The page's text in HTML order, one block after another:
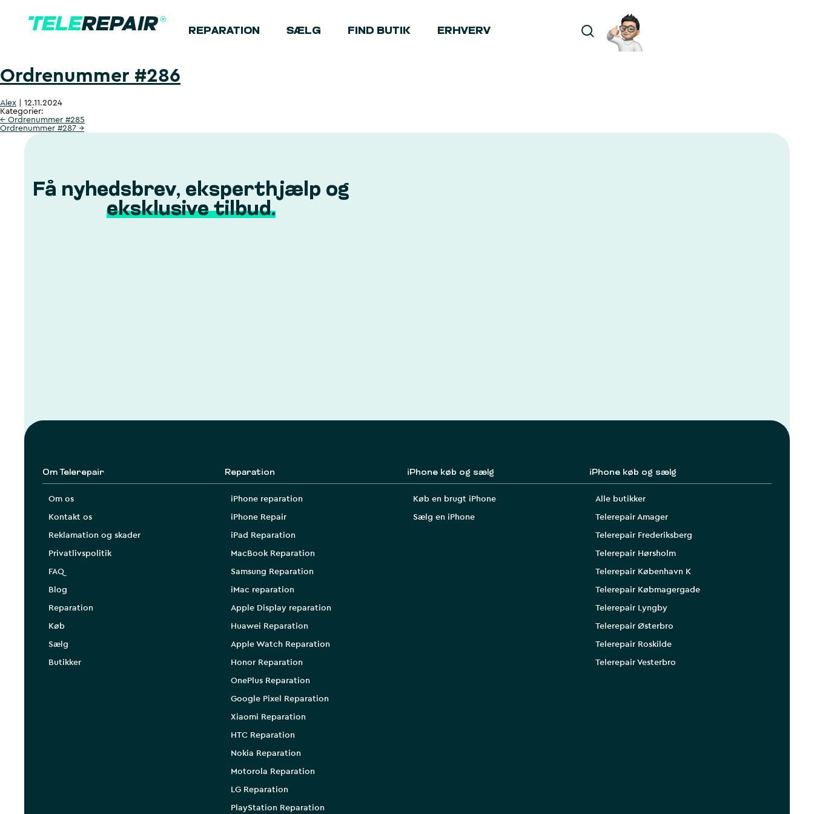
REPARATION SÆLG FIND BUTIK ERHVERV
Ordrenummer #286
Alex
12.11.2024
Kategorier:
← Ordrenummer #285
Ordrenummer #287 →
Få nyhedsbrev, eksperthjælp og
eksklusive tilbud.
Om Telerepair
Om os
Kontakt os
Reklamation og skader
Privatlivspolitik
FAQ
Blog
Reparation
Køb
Sælg
Butikker
Reparation
iPhone reparation
iPhone Repair
iPad Reparation
MacBook Reparation
Samsung Reparation
iMac reparation
Apple Display reparation
Huawei Reparation
Apple Watch Reparation
Honor Reparation
OnePlus Reparation
Google Pixel Reparation
Xiaomi Reparation
HTC Reparation
Nokia Reparation
Motorola Reparation
LG Reparation
PlayStation Reparation
iPhone køb og sælg
Køb en brugt iPhone
Sælg en iPhone
iPhone køb og sælg
Alle butikker
Telerepair Amager
Telerepair Frederiksberg
Telerepair Hørsholm
Telerepair København K
Telerepair Købmagergade
Telerepair Lyngby
Telerepair Østerbro
Telerepair Roskilde
Telerepair Vesterbro